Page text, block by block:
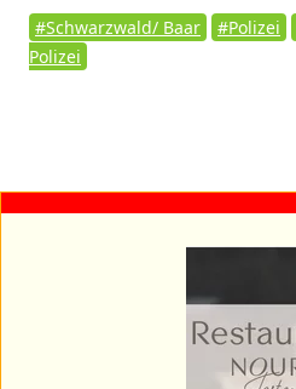
#Schwarzwald/ Baar #Polizei
Polizei